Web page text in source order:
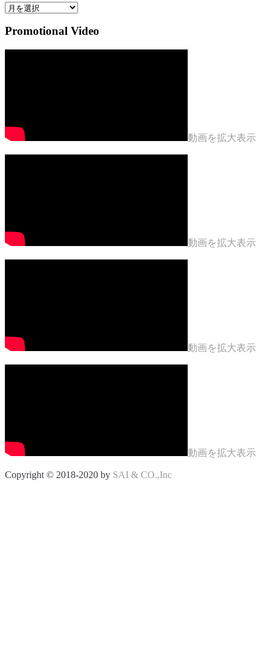
Archives
Month
Promotional Video
動画を拡大表示
動画を拡大表示
動画を拡大表示
動画を拡大表示
Copyright © 2018-2020 by SAI & CO.,Inc